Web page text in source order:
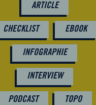
ARTICLE
CHECKLIST EBOOK
INFOGRAPHIE
INTERVIEW
PODCAST TOPO